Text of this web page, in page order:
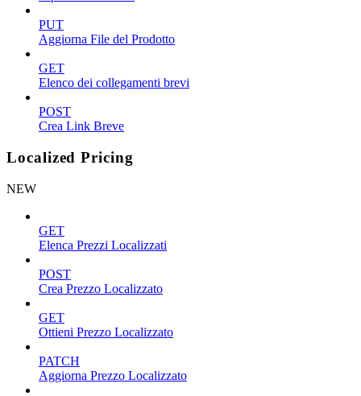
PUT
Aggiorna File del Prodotto
GET
Elenco dei collegamenti brevi
POST
Crea Link Breve
Localized Pricing
NEW
GET
Elenca Prezzi Localizzati
POST
Crea Prezzo Localizzato
GET
Ottieni Prezzo Localizzato
PATCH
Aggiorna Prezzo Localizzato